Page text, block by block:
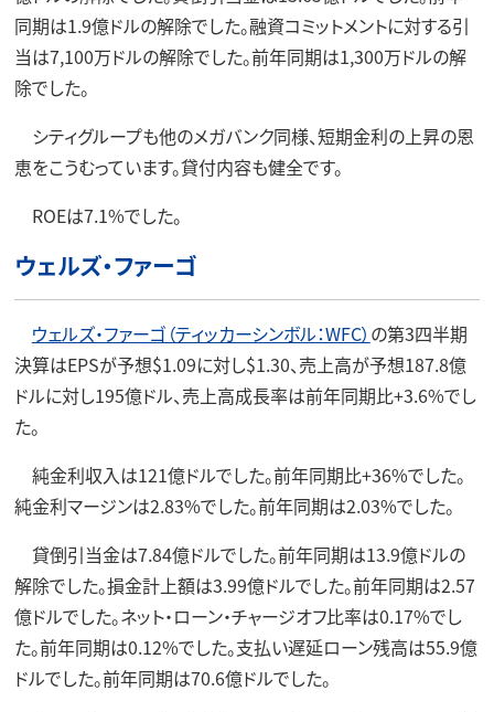
同期は1.9億ドルの解除でした。融資コミットメントに対する引
当は7,100万ドルの解除でした。前年同期は1,300万ドルの解
除でした。
シティグループも他のメガバンク同様、短期金利の上昇の恩
恵をこうむっています。貸付内容も健全です。
ROEは7.1%でした。
ウェルズ・ファーゴ
ウェルズ・ファーゴ（ティッカーシンボル：WFC） の第3四半期
決算はEPSが予想$1.09に対し$1.30、売上高が予想187.8億
ドルに対し195億ドル、売上高成長率は前年同期比+3.6%でし
た。
純金利収入は121億ドルでした。前年同期比+36%でした。
純金利マージンは2.83%でした。前年同期は2.03%でした。
貸倒引当金は7.84億ドルでした。前年同期は13.9億ドルの
解除でした。損金計上額は3.99億ドルでした。前年同期は2.57
億ドルでした。ネット・ローン・チャージオフ比率は0.17%でし
た。前年同期は0.12%でした。支払い遅延ローン残高は55.9億
ドルでした。前年同期は70.6億ドルでした。